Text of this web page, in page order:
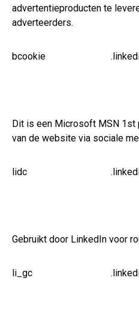
advertentieproducten te
adverteerders.
bcookie
Dit is een Microsoft MSN 1st
van de website via sociale
lidc
Gebruikt door LinkedIn voor
li_gc